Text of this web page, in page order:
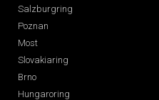
Salzburgring
Poznan
Most
Slovakiaring
Brno
Hungaroring